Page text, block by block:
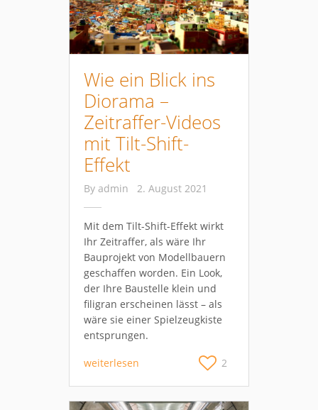
Wie ein Blick ins
Diorama –
Zeitraffer-Videos
mit Tilt-Shift-
Effekt
By admin 2. August 2021
Mit dem Tilt-Shift-Effekt wirkt
Ihr Zeitraffer, als wäre Ihr
Bauprojekt von Modellbauern
geschaffen worden. Ein Look,
der Ihre Baustelle klein und
filigran erscheinen lässt – als
wäre sie einer Spielzeugkiste
entsprungen.
weiterlesen 2